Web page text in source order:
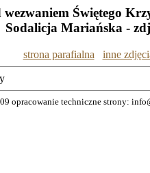
wezwaniem Świętego
Sodalicja Mariańska -
strona parafialna inne
opracowanie techniczne strony: